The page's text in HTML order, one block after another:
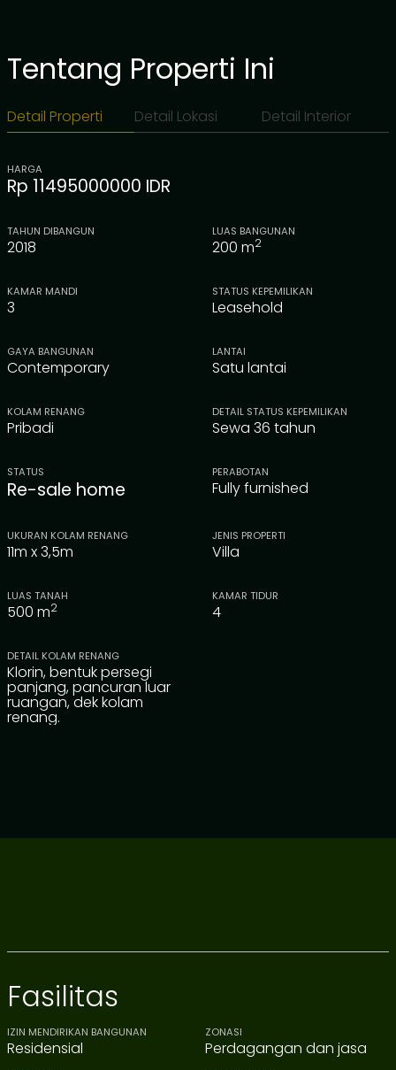
Tentang Properti Ini
Detail Properti Detail Lokasi Detail Interior
HARGA
Rp 11495000000 IDR
TAHUN DIBANGUN
2018
LUAS BANGUNAN
200 m2
KAMAR MANDI
3
STATUS KEPEMILIKAN
Leasehold
GAYA BANGUNAN
Contemporary
LANTAI
Satu lantai
KOLAM RENANG
Pribadi
DETAIL STATUS KEPEMILIKAN
Sewa 36 tahun
STATUS
Re-sale home
PERABOTAN
Fully furnished
UKURAN KOLAM RENANG
11m x 3,5m
JENIS PROPERTI
Villa
LUAS TANAH
500 m2
KAMAR TIDUR
4
DETAIL KOLAM RENANG
Klorin, bentuk persegi
panjang, pancuran luar
ruangan, dek kolam
renang.
Fasilitas
IZIN MENDIRIKAN BANGUNAN
Residensial
ZONASI
Perdagangan dan jasa